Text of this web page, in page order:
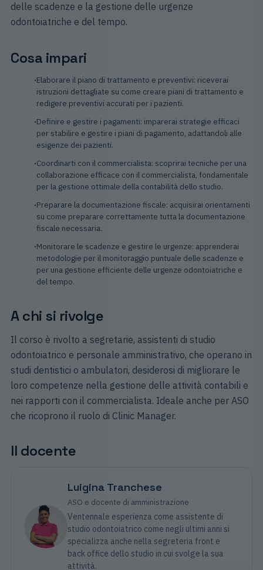
delle scadenze e la gestione delle urgenze
odontoiatriche e del tempo.
Cosa impari
Elaborare il piano di trattamento e preventivi: riceverai
istruzioni dettagliate su come creare piani di trattamento e
redigere preventivi accurati per i pazienti.
Definire e gestire i pagamenti: imparerai strategie efficaci
per stabilire e gestire i piani di pagamento, adattandoli alle
esigenze dei pazienti.
Coordinarti con il commercialista: scoprirai tecniche per una
collaborazione efficace con il commercialista, fondamentale
per la gestione ottimale della contabilità dello studio.
Preparare la documentazione fiscale: acquisirai orientamenti
su come preparare correttamente tutta la documentazione
fiscale necessaria.
Monitorare le scadenze e gestire le urgenze: apprenderai
metodologie per il monitoraggio puntuale delle scadenze e
per una gestione efficiente delle urgenze odontoiatriche e
del tempo.
A chi si rivolge
Il corso è rivolto a segretarie, assistenti di studio
odontoiatrico e personale amministrativo, che operano in
studi dentistici o ambulatori, desiderosi di migliorare le
loro competenze nella gestione delle attività contabili e
nei rapporti con il commercialista. Ideale anche per ASO
che ricoprono il ruolo di Clinic Manager.
Il docente
Luigina Tranchese
ASO e docente di amministrazione
Ventennale esperienza come assistente di
studio odontoiatrico come negli ultimi anni si
specializza anche nella segreteria front e
back office dello studio in cui svolge la sua
attività.